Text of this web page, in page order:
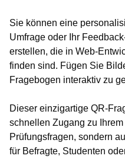
Sie können eine
Umfrage oder Ihr
erstellen, die in Web-
finden sind. Fügen Sie
Fragebogen interaktiv zu
Dieser einzigartige QR-
schnellen Zugang zu
Prüfungsfragen, sondern
für Befragte, Studenten